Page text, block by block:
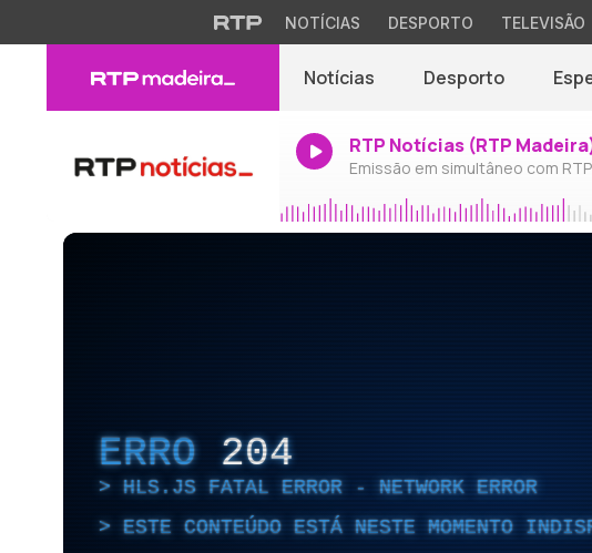
NOTÍCIAS DESPORTO TELEVISÃO
Notícias Desporto
RTP Notícias (RTP
Emissão em simultâneo com
ERRO 204
HLS.JS FATAL ERROR - NETWORK ERROR
ESTE CONTEÚDO ESTÁ NESTE MOMENTO